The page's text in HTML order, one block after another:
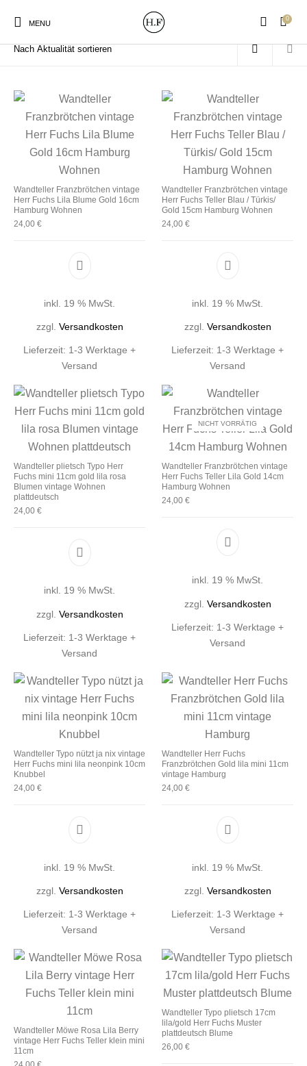
MENU
0
New Products On Sale! Wandteller Geschirrtücher
Gutscheine Kissen Magneten
Patches
Start / Produkte verschlagwortet mit „lila“
Wandteller Franzbrötchen vintage
Herr Fuchs Lila Blume Gold 16cm
Hamburg Wohnen
24,00 €
inkl. 19 % MwSt.
zzgl. Versandkosten
Lieferzeit: 1-3 Werktage +
Versand
Wandteller Franzbrötchen vintage
Herr Fuchs Teller Blau / Türkis/
Gold 15cm Hamburg Wohnen
24,00 €
inkl. 19 % MwSt.
zzgl. Versandkosten
Lieferzeit: 1-3 Werktage +
Versand
Wandteller plietsch Typo Herr
Fuchs mini 11cm gold lila rosa
Blumen vintage Wohnen
plattdeutsch
24,00 €
inkl. 19 % MwSt.
zzgl. Versandkosten
Lieferzeit: 1-3 Werktage +
Versand
NICHT VORRÄTIG
Wandteller Franzbrötchen vintage
Herr Fuchs Teller Lila Gold 14cm
Hamburg Wohnen
24,00 €
inkl. 19 % MwSt.
zzgl. Versandkosten
Lieferzeit: 1-3 Werktage +
Versand
Wandteller Typo nützt ja nix vintage
Herr Fuchs mini lila neonpink 10cm
Knubbel
24,00 €
inkl. 19 % MwSt.
zzgl. Versandkosten
Lieferzeit: 1-3 Werktage +
Versand
Wandteller Herr Fuchs
Franzbrötchen Gold lila mini 11cm
vintage Hamburg
24,00 €
inkl. 19 % MwSt.
zzgl. Versandkosten
Lieferzeit: 1-3 Werktage +
Versand
Wandteller Möwe Rosa Lila Berry
vintage Herr Fuchs Teller klein mini
11cm
Wandteller Typo plietsch 17cm
lila/gold Herr Fuchs Muster
plattdeutsch Blume
26,00 €